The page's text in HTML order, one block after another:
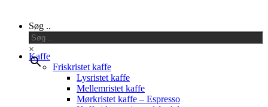
Menu
Søg ..
×
Kaffe
Friskristet kaffe
Lysristet kaffe
Mellemristet kaffe
Mørkristet kaffe – Espresso